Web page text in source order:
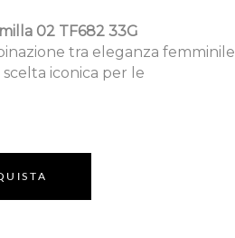
02 TF682 33G
tra eleganza femminile
iconica per le